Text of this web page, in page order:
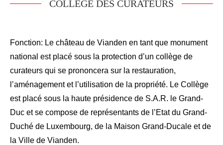
COLLÈGE DES CURATEURS
Fonction: Le château de Vianden en tant que monument
national est placé sous la protection d’un collège de
curateurs qui se prononcera sur la restauration,
l’aménagement et l’utilisation de la propriété. Le Collège
est placé sous la haute présidence de S.A.R. le Grand-
Duc et se compose de représentants de l’Etat du Grand-
Duché de Luxembourg, de la Maison Grand-Ducale et de
la Ville de Vianden.